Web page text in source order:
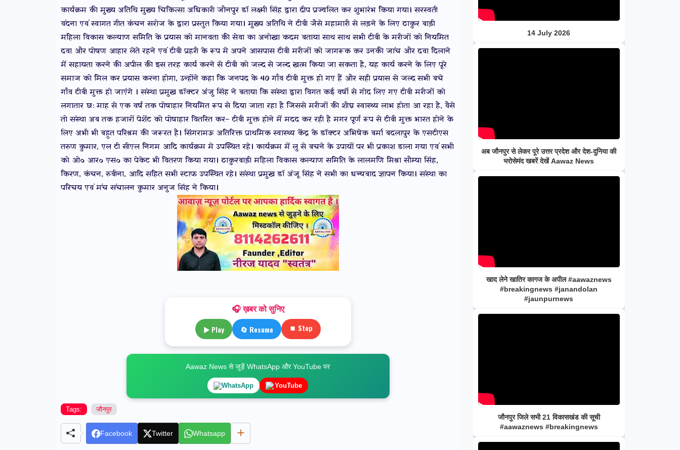
कार्यक्रम की मुख्य अतिथि मुख्य चिकित्सा अधिकारी जौनपुर डॉ लक्ष्मी सिंह द्वारा दीप प्रज्वलित कर शुभारंभ किया गया। सरस्वती
वंदना एवं स्वागत गीत कंचन सरोज के द्वारा प्रस्तुत किया गया। मुख्य अतिथि ने टीबी जैसे महामारी से लड़ने के लिए ठाकुर बाड़ी
महिला विकास कल्याण समिति के प्रयास को मानवता की सेवा का अनोखा कदम बताया साथ साथ सभी टीबी के मरीजों को नियमित
दवा और पोषण आहार लेते रहने एवं टीबी प्रहरी के रूप मे अपने आसपास टीबी मरीजों को जागरूक कर उनकी जांच और दवा दिलाने
में सहायता करने की अपील की इस तरह कार्य करने से टीबी को जल्द से जल्द खत्म किया जा सकता है, यह कार्य करने के लिए पूरे
समाज को मिल कर प्रयास करना होगा, उन्होंने कहा कि जनपद के 40 गाँव टीबी मुक्त हो गए हैं और सही प्रयास से जल्द सभी बचे
गाँव टीबी मुक्त हो जाएंगे । संस्था प्रमुख डॉक्टर अंजु सिंह ने बताया कि संस्था द्वारा विगत कई वर्षो से गोद लिए गए टीबी मरीजों को
लगातार छः माह से एक वर्ष तक पोषाहार नियमित रूप से दिया जाता रहा है जिससे मरीजों की शीघ्र स्वास्थ्य लाभ होता आ रहा है, वैसे
तो संस्था अब तक हजारों पेशेंट को पोषाहार वितरित कर– टीबी मुक्त होने में मदद कर रही है मगर पूर्ण रूप से टीबी मुक्त भारत होने के
लिए अभी भी बहुत परिश्रम की जरूरत है। सिंगरामऊ अतिरिक्त प्राथमिक स्वास्थ्य केंद्र के डॉक्टर अभिषेक बर्मा बदलापुर के एसटीएस
तरुण कुमार, एल टी सीएल निगम आदि कार्यक्रम मे उपस्थित रहे। कार्यक्रम में लु से बचने के उपायों पर भी प्रकाश डाला गया एवं सभी
को ओo आरo एसo का पेकेट भी वितरण किया गया। ठाकुरबाड़ी महिला विकास कल्याण समिति के लालमणि मिश्रा सौम्या सिंह,
किरण, कंचन, रुबीना, आदि सहित सभी स्टाफ उपस्थित रहे। संस्था प्रमुख डॉ अंजू सिंह ने सभी का धन्यबाद ज्ञापन किया। संस्था का
परिचय एवं मंच संचालन कुमार अनुज सिंह ने किया।
🎧 ख़बर को सुनिए
▶ Play 🔄 Resume ⏹ Stop
Aawaz News से जुड़ें WhatsApp और YouTube पर
WhatsApp YouTube
Tags: जौनपुर
Facebook Twitter Whatsapp
14 July 2026
अब जौनपुर से लेकर पूरे उत्तर प्रदेश और देश-दुनिया की
भरोसेमंद खबरें देखें Aawaz News
खाद लेने खातिर कागज के अपील #aawaznews
#breakingnews #janandolan
#jaunpurnews
जौनपुर जिले सभी 21 विकासखंड की सूची
#aawaznews #breakingnews